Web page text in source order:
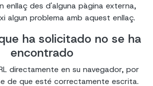
enllaç des d'alguna pàgina externa,
algun problema amb aquest enllaç.
ha solicitado no se ha
encontrado
directamente en su navegador, por
de que esté correctamente escrita.